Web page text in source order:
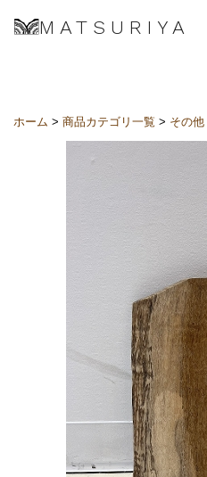
MATSURIYA
ホーム > 商品カテゴリ一覧 > その他